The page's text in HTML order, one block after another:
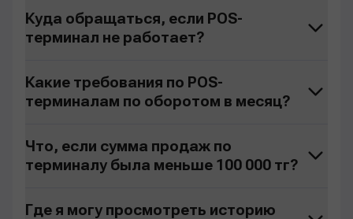
Куда обращаться, если POS-
терминал не работает?
Какие требования по POS-
терминалам по оборотом в месяц?
Что, если сумма продаж по
терминалу была меньше 100 000 тг?
Где я могу просмотреть историю